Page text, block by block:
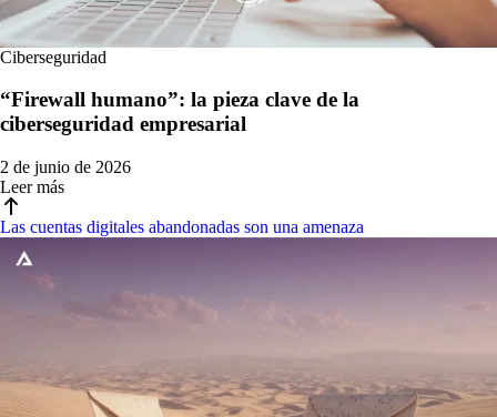
Ciberseguridad
“Firewall humano”: la pieza clave de la
ciberseguridad empresarial
2 de junio de 2026
Leer más
Las cuentas digitales abandonadas son una amenaza